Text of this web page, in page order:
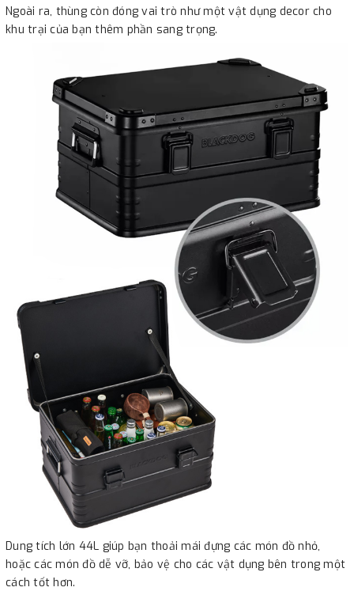
Ngoài ra, thùng còn đóng vai trò như một vật dụng decor cho
khu trại của bạn thêm phần sang trọng.
Dung tích lớn 44L giúp bạn thoải mái đựng các món đồ nhỏ,
hoặc các món đồ dễ vỡ, bảo vệ cho các vật dụng bên trong một
cách tốt hơn.